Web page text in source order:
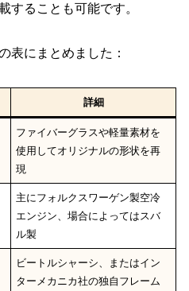
することも可能です。
表にまとめました：
詳細
ファイバーグラスや軽量素材を
使用してオリジナルの形状を再
現
主にフォルクスワーゲン製空冷
エンジン、場合によってはスバ
ル製
ビートルシャーシ、またはイン
ターメカニカ社の独自フレーム